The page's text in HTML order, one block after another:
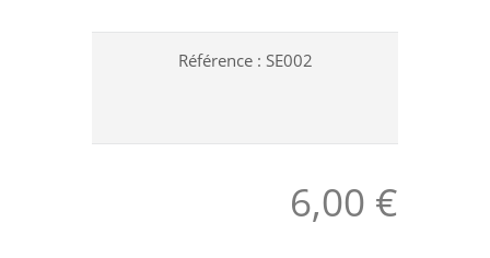
Référence : SE002
6,00 €